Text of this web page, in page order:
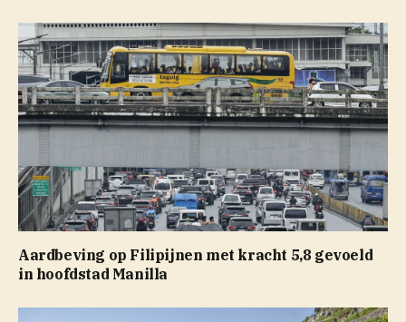
Aardbeving op Filipijnen met kracht 5,8 gevoeld
in hoofdstad Manilla